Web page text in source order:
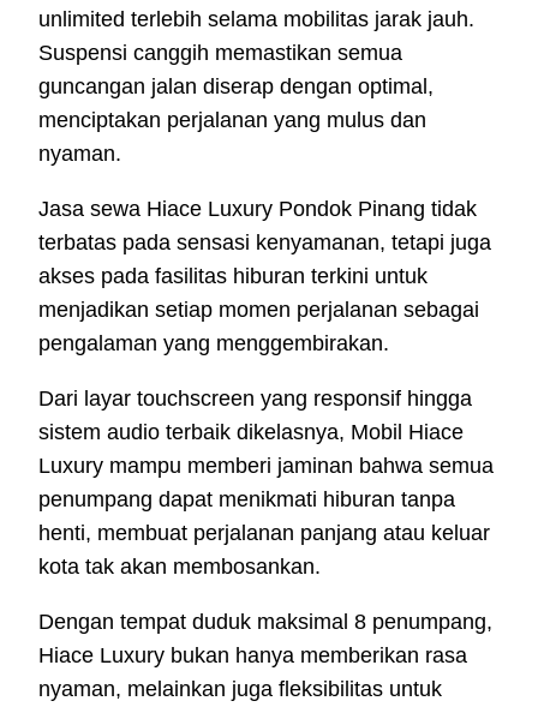
unlimited terlebih selama mobilitas jarak jauh.
Suspensi canggih memastikan semua
guncangan jalan diserap dengan optimal,
menciptakan perjalanan yang mulus dan
nyaman.
Jasa sewa Hiace Luxury Pondok Pinang tidak
terbatas pada sensasi kenyamanan, tetapi juga
akses pada fasilitas hiburan terkini untuk
menjadikan setiap momen perjalanan sebagai
pengalaman yang menggembirakan.
Dari layar touchscreen yang responsif hingga
sistem audio terbaik dikelasnya, Mobil Hiace
Luxury mampu memberi jaminan bahwa semua
penumpang dapat menikmati hiburan tanpa
henti, membuat perjalanan panjang atau keluar
kota tak akan membosankan.
Dengan tempat duduk maksimal 8 penumpang,
Hiace Luxury bukan hanya memberikan rasa
nyaman, melainkan juga fleksibilitas untuk